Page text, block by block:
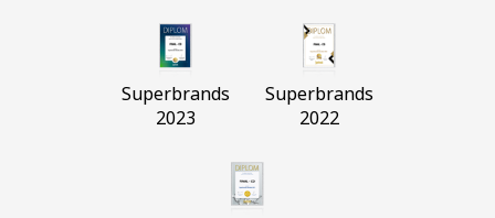
Superbrands
2023
Superbrands
2022